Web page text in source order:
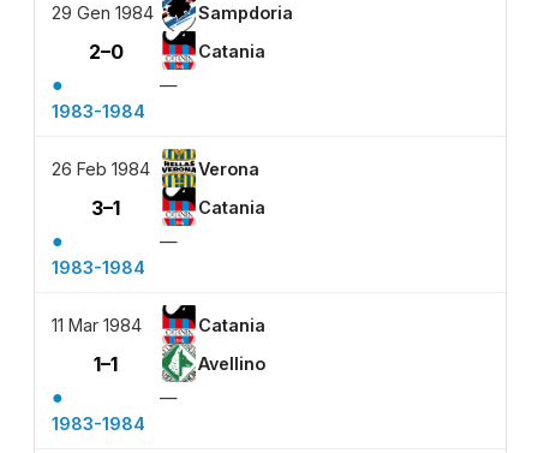
29 Gen 1984 Sampdoria
2–0 Catania
●
—
1983-1984
26 Feb 1984 Verona
3–1 Catania
●
—
1983-1984
11 Mar 1984 Catania
1–1 Avellino
●
—
1983-1984